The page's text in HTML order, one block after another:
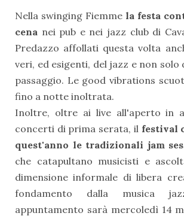
Nella swinging Fiemme la festa
cena nei pub e nei jazz club di
Predazzo affollati questa volta
veri, ed esigenti, del jazz e non solo
passaggio. Le good vibrations
fino a notte inoltrata.
Inoltre, oltre ai live all'aperto in
concerti di prima serata, il festival
quest'anno le tradizionali jam
che catapultano musicisti e
dimensione informale di libera
fondamento dalla musica
appuntamento sarà mercoledì 14